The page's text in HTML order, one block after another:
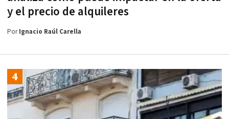
y el precio de alquileres
PorIgnacio Raúl Carella